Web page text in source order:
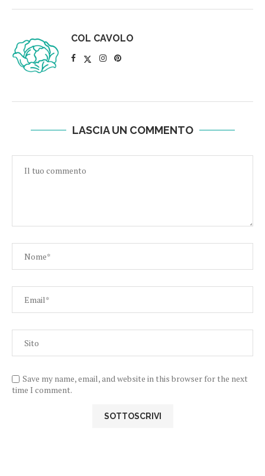
COL CAVOLO
LASCIA UN COMMENTO
Save my name, email, and website in this browser for the next
time I comment.